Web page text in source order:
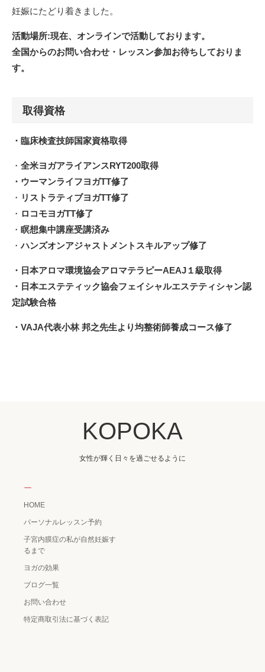
妊娠にたどり着きました。
活動場所:現在、オンラインで活動しております。
全国からのお問い合わせ・レッスン参加お待ちしておりま
す。
取得資格
・臨床検査技師国家資格取得
・ 全米ヨガアライアンスRYT200取得
・ウーマンライフヨガTT修了
・ リストラティブヨガTT修了
・ ロコモヨガTT修了
・ 瞑想集中講座受講済み
・ハンズオンアジャストメントスキルアップ修了
・日本アロマ環境協会アロマテラピーAEAJ１級取得
・日本エステティック協会フェイシャルエステティシャン認
定試験合格
・VAJA代表小林 邦之先生より均整術師養成コース修了
KOPOKA
女性が輝く日々を過ごせるように
ー
HOME
パーソナルレッスン予約
子宮内膜症の私が自然妊娠す
るまで
ヨガの効果
ブログ一覧
お問い合わせ
特定商取引法に基づく表記